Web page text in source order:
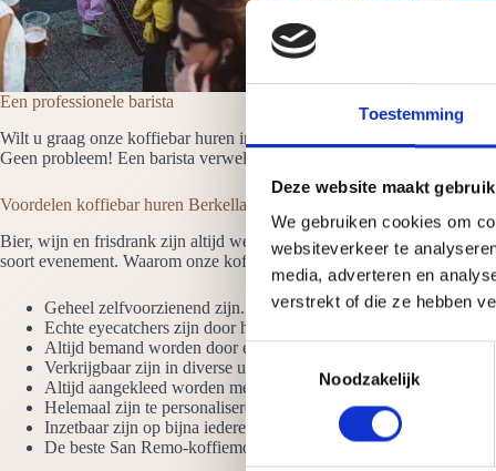
Toestemming
Deze website maakt
We gebruiken cookies om
websiteverkeer te
media, adverteren en
verstrekt of die ze hebben
T
o
e
s
t
Noodzakelijk
Een professionele barista
Wilt u graag onze koffiebar huren in Berkelland dan is er altijd
Geen probleem! Een barista verwelkomt de gasten en maakt en
Voordelen koffiebar huren Berkelland
Bier, wijn en frisdrank zijn altijd wel verkrijgbaar op een evenement
soort evenement. Waarom onze koffiebars huren? Omdat ze:
Geheel zelfvoorzienend zijn. Het enige wat we moeten hebben
Echte eyecatchers zijn door het hoogglans ontwerp en de LED-
Altijd bemand worden door ervaren barista’s die latte art
Verkrijgbaar zijn in diverse uitvoeringen. Denk aan de koffie
Altijd aangekleed worden met vazen koffiebonen
Helemaal zijn te personaliseren met jouw logo
Inzetbaar zijn op bijna iedere plek, zowel binnen als buiten
De beste San Remo-koffiemolens en espressomachines hebben